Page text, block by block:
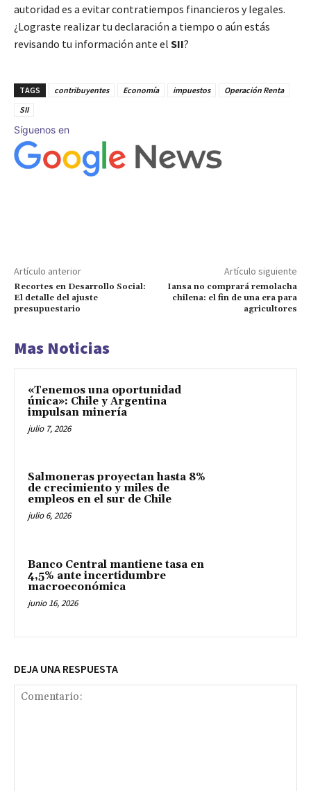
autoridad es a evitar contratiempos financieros y legales.
¿Lograste realizar tu declaración a tiempo o aún estás
revisando tu información ante el SII?
TAGS contribuyentes Economía impuestos
Operación Renta
SII
Síguenos en
Artículo anterior
Recortes en Desarrollo Social:
El detalle del ajuste
presupuestario
Artículo siguiente
Iansa no comprará remolacha
chilena: el fin de una era para
agricultores
Mas Noticias
«Tenemos una oportunidad
única»: Chile y Argentina
impulsan minería
julio 7, 2026
Salmoneras proyectan hasta 8%
de crecimiento y miles de
empleos en el sur de Chile
julio 6, 2026
Banco Central mantiene tasa en
4,5% ante incertidumbre
macroeconómica
junio 16, 2026
DEJA UNA RESPUESTA